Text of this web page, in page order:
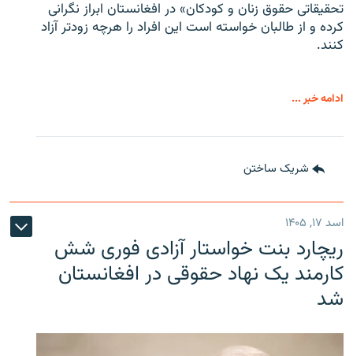
تحقیقاتی حقوق زنان و کودکان» در افغانستان ابراز نگرانی
کرده و از طالبان خواسته است این افراد را هرچه زودتر آزاد
کنند.
ادامه خبر ...
شریک ساختن
اسد ۱۷, ۱۴۰۵
ریچارد بنت خواستار آزادی فوری شش
کارمند یک نهاد حقوقی در افغانستان
شد